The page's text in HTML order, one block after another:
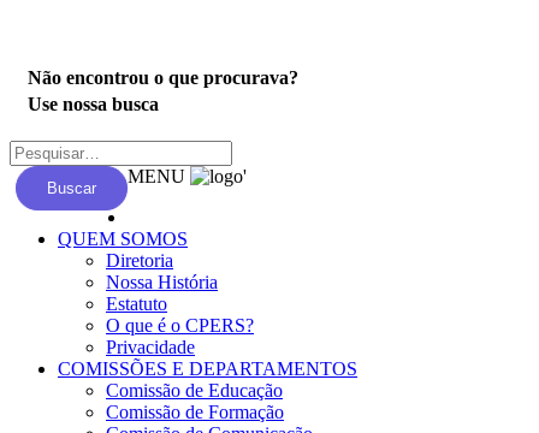
Não encontrou o que procurava?
Use nossa busca
Buscar
MENU '
QUEM SOMOS
Diretoria
Nossa História
Estatuto
O que é o CPERS?
Privacidade
COMISSÕES E DEPARTAMENTOS
Comissão de Educação
Comissão de Formação